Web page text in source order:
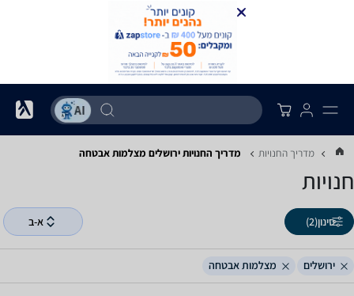
מדריך החנויות מדריך החנויות ‏ירושלים ‏מצלמות אבטחה
חנויות
סינון(2) א-ב
ירושלים מצלמות אבטחה